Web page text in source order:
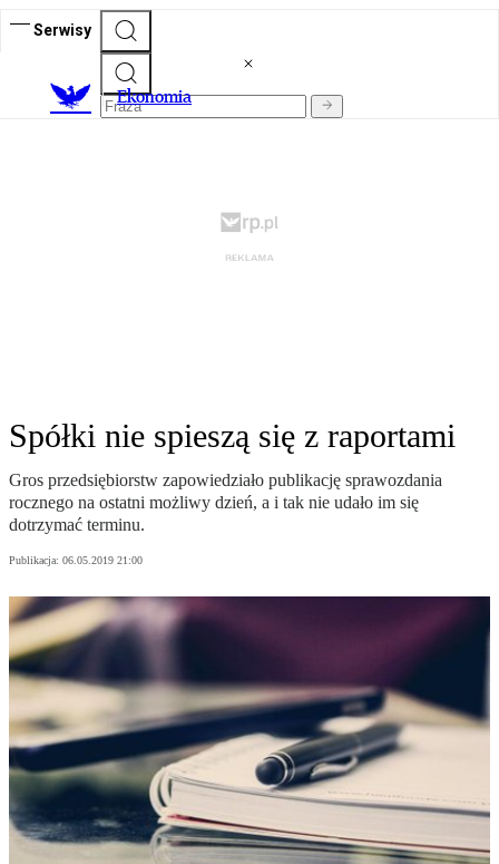
Serwisy
Ekonomia
Spółki nie spieszą się z raportami
Gros przedsiębiorstw zapowiedziało publikację sprawozdania
rocznego na ostatni możliwy dzień, a i tak nie udało im się
dotrzymać terminu.
Publikacja: 06.05.2019 21:00